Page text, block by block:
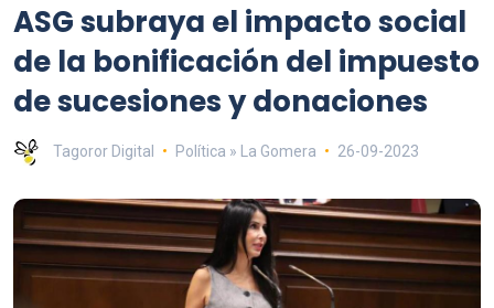
ASG subraya el impacto social
de la bonificación del impuesto
de sucesiones y donaciones
Tagoror Digital Política » La Gomera 26-09-2023